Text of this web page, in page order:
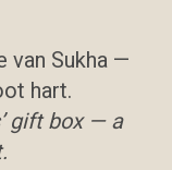
van Sukha —
hart.
gift box — a